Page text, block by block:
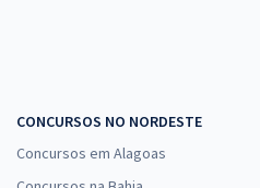
CONCURSOS NO NORDESTE
Concursos em Alagoas